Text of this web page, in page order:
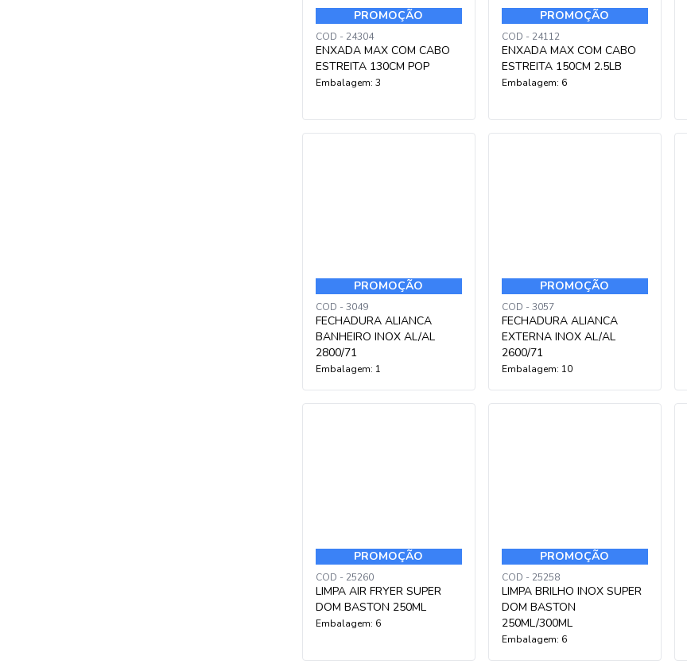
PROMOÇÃO
COD - 24304
ENXADA MAX COM CABO
ESTREITA 130CM POP
Embalagem: 3
PROMOÇÃO
COD - 24112
ENXADA MAX COM CABO
ESTREITA 150CM 2.5LB
Embalagem: 6
PROMOÇÃO
COD - 3049
FECHADURA ALIANCA
BANHEIRO INOX AL/AL
2800/71
Embalagem: 1
PROMOÇÃO
COD - 3057
FECHADURA ALIANCA
EXTERNA INOX AL/AL
2600/71
Embalagem: 10
PROMOÇÃO
COD - 25260
LIMPA AIR FRYER SUPER
DOM BASTON 250ML
Embalagem: 6
PROMOÇÃO
COD - 25258
LIMPA BRILHO INOX SUPER
DOM BASTON
250ML/300ML
Embalagem: 6